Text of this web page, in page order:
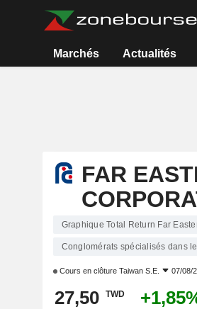
Marchés Actualités
FAR
Graphique Total Return Far
Conglomérats spécialisés dans
Cours en clôture Taiwan S.E. 07/08/
27,50 TWD